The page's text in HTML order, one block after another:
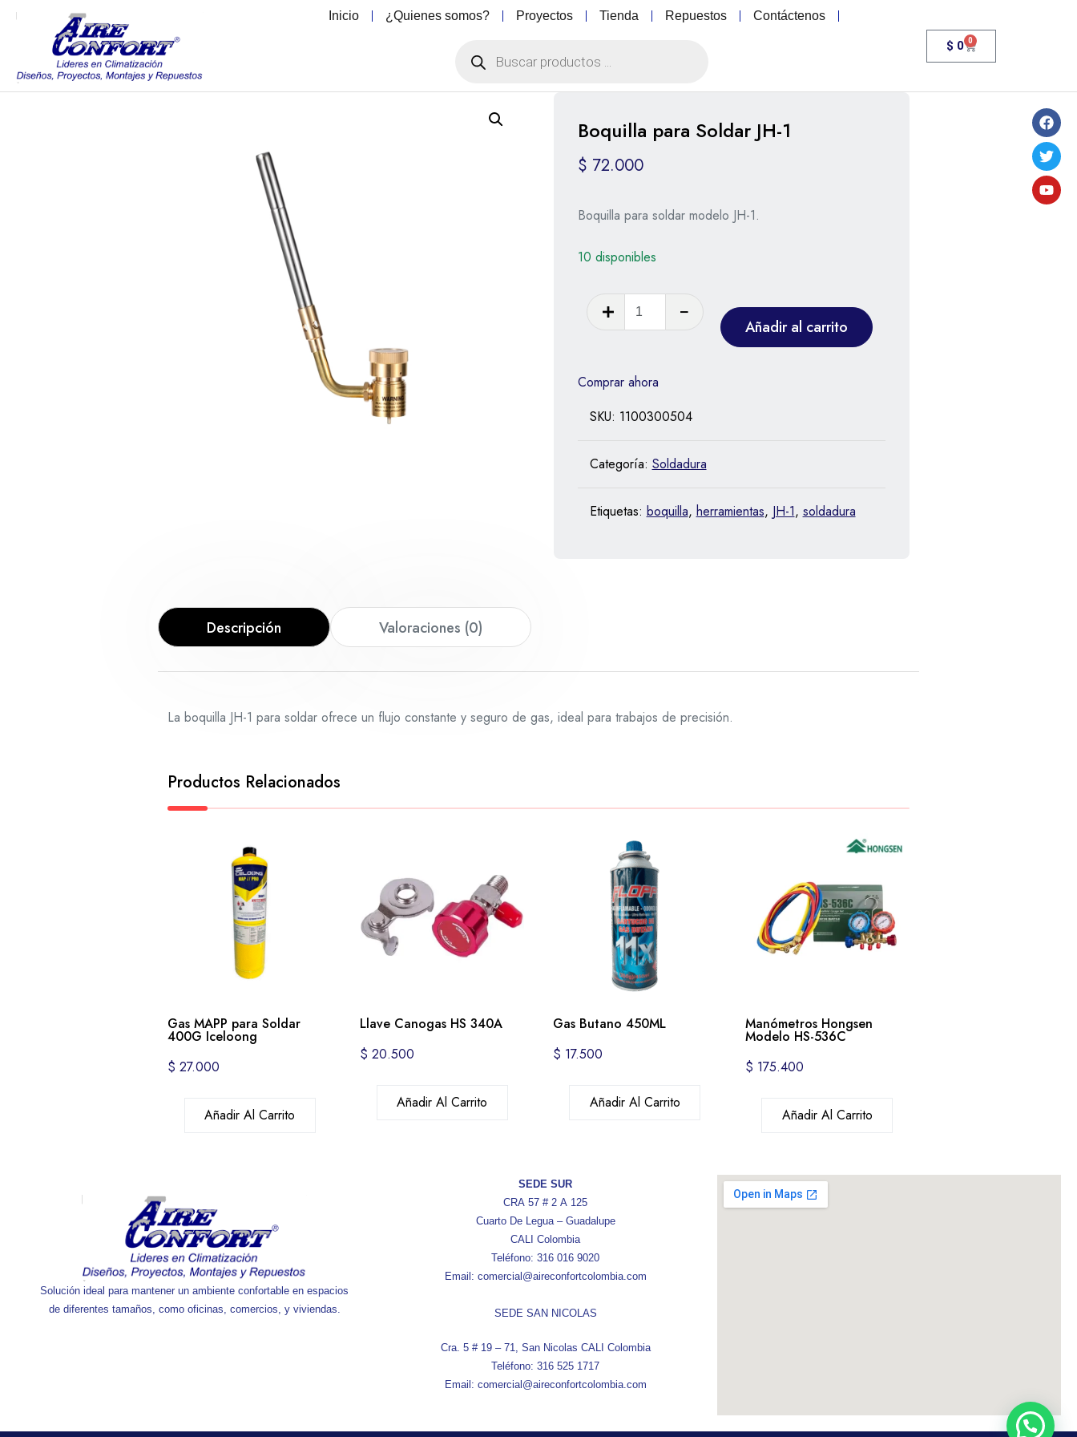
Inicio ¿Quienes somos? Proyectos Tienda Repuestos Contáctenos
$ 0 0
Boquilla para Soldar JH-1
$ 72.000
Boquilla para soldar modelo JH-1.
10 disponibles
Añadir al carrito
Comprar ahora
SKU: 1100300504
Categoría: Soldadura
Etiquetas: boquilla, herramientas, JH-1, soldadura
Descripción Valoraciones (0)
La boquilla JH-1 para soldar ofrece un flujo constante y seguro de gas, ideal para trabajos de precisión.
Productos Relacionados
Gas MAPP para Soldar
400G Iceloong
$ 27.000
Añadir Al Carrito
Llave Canogas HS 340A
$ 20.500
Añadir Al Carrito
Gas Butano 450ML
$ 17.500
Añadir Al Carrito
Manómetros Hongsen
Modelo HS-536C
$ 175.400
Añadir Al Carrito
Solución ideal para mantener un ambiente confortable en espacios
de diferentes tamaños, como oficinas, comercios, y viviendas.
SEDE SUR
CRA 57 # 2 A 125
Cuarto De Legua – Guadalupe
CALI Colombia
Teléfono: 316 016 9020
Email: comercial@aireconfortcolombia.com
SEDE SAN NICOLAS
Cra. 5 # 19 – 71, San Nicolas CALI Colombia
Teléfono: 316 525 1717
Email: comercial@aireconfortcolombia.com